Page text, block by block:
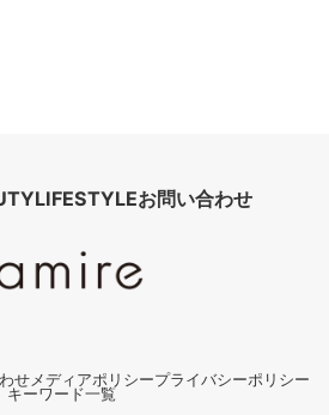
LIFESTYLEお問い合わせ
せメディアポリシープライバシーポリシー
キーワード一覧